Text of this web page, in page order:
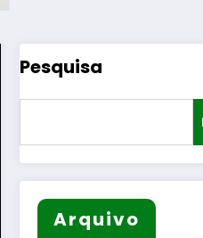
Pesquisa
Arquivo